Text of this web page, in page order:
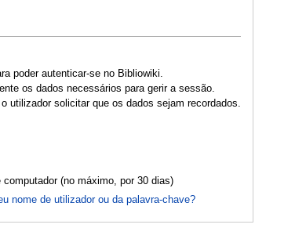
poder autenticar-se no Bibliowiki.
os dados necessários para gerir a sessão.
utilizador solicitar que os dados sejam recordados.
(no máximo, por 30 dias)
nome de utilizador ou da palavra-chave?